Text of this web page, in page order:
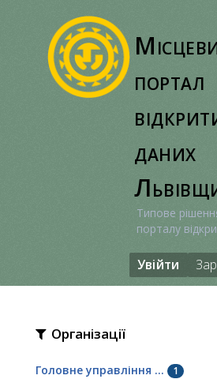
портал
даних
Типове
порталу
Увійти
Організації
Головне управління ... 1